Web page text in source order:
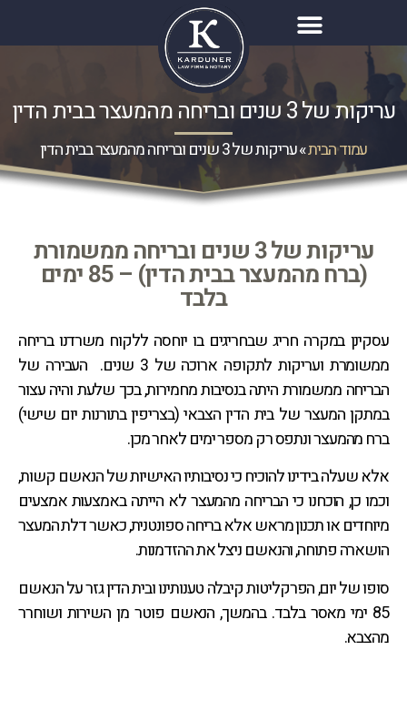
עריקות של 3 שנים ובריחה מהמעצר בבית הדין
עמוד הבית»עריקות של 3 שנים ובריחה מהמעצר בבית הדין
עריקות של 3 שנים ובריחה ממשמורת
(ברח מהמעצר בבית הדין) – 85 ימים
בלבד
עסקינן במקרה חריג שבחריגים בו יוחסה ללקוח משרדנו בריחה
ממשומרת ועריקות לתקופה ארוכה של 3 שנים. העבירה של
הבריחה ממשמורת היתה בנסיבות מחמירות, בכך שלעת והיה עצור
במתקן המעצר של בית הדין הצבאי (בצריפין בתורנות יום שישי)
ברח מהמעצר ונתפס רק מספר ימים לאחר מכן.
אלא שעלה בידינו להוכיח כי נסיבותיו האישיות של הנאשם קשות,
וכמו כן, הוכחנו כי הבריחה מהמעצר לא הייתה באמצעות אמצעים
מיוחדים או תכנון מראש אלא בריחה ספונטנית, כאשר דלת המעצר
הושארה פתוחה, והנאשם ניצל את ההזדמנות.
סופו של יום, הפרקליטות קיבלה טענותינו ובית הדין גזר על הנאשם
85 ימי מאסר בלבד. בהמשך, הנאשם פוטר מן השירות ושוחרר
מהצבא.